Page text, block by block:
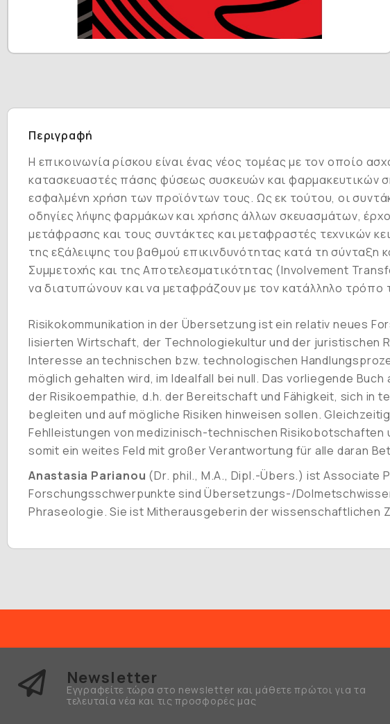
Περιγραφή
Η επικοινωνία ρίσκου είναι ένας νέος τομέας με τον οποίο
κατασκευαστές πάσης φύσεως συσκευών και φαρμακευτικών
εσφαλμένη χρήση των προϊόντων τους. Ως εκ τούτου, οι
οδηγίες λήψης φαρμάκων και χρήσης άλλων σκευασμάτων,
μετάφρασης και τους συντάκτες και μεταφραστές τεχνικών
της εξάλειψης του βαθμού επικινδυνότητας κατά τη
Συμμετοχής και της Αποτελεσματικότητας (Involvement
να διατυπώνουν και να μεταφράζουν με τον κατάλληλο τρόπο
Risikokommunikation in der Übersetzung ist ein relativ neues
lisierten Wirtschaft, der Technologiekultur und der juristischen
Interesse an technischen bzw. technologischen
möglich gehalten wird, im Idealfall bei null. Das vorliegende
der Risikoempathie, d.h. der Be­reitschaft und Fähigkeit, sich in
begleiten und auf mögliche Risiken hinweisen sollen.
Fehlleistungen von medizinisch-technischen
somit ein weites Feld mit großer Verantwortung für alle daran
Anastasia Parianou (Dr. phil., M.A., Dipl.-Übers.) ist
Forschungsschwerpunkte sind Übersetzungs-/
Phraseologie. Sie ist Mitherausgeberin der wissenschaftlichen
Newsletter
Εγγραφείτε τώρα στο newsletter και μάθετε πρώτοι για τα
τελευταία νέα και τις προσφορές μας